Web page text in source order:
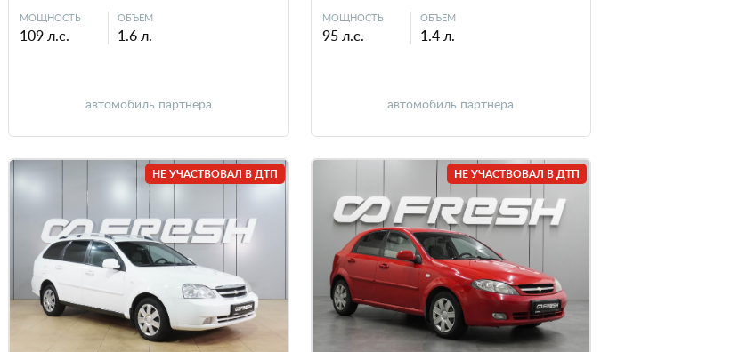
МОЩНОСТЬ
109 л.с.
ОБЪЕМ
1.6 л.
автомобиль партнера
МОЩНОСТЬ
95 л.с.
ОБЪЕМ
1.4 л.
автомобиль партнера
НЕ УЧАСТВОВАЛ В ДТП НЕ УЧАСТВОВАЛ В ДТП